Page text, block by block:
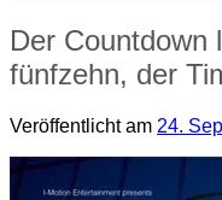
Der Countdown
fünfzehn, der
Veröffentlicht am 24.